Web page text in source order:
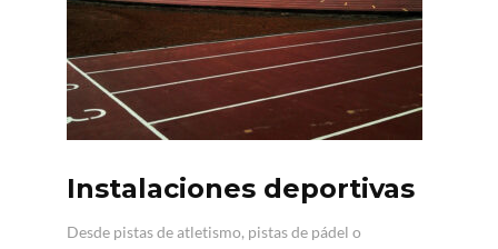
Instalaciones deportivas
Desde pistas de atletismo, pistas de pádel o